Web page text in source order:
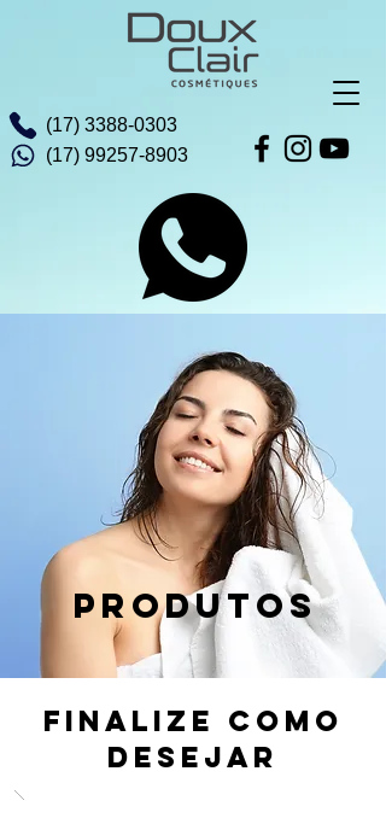
(17) 3388-0303
(17) 99257-8903
PRODUTOS
FINALIZE COMO
DESEJAR